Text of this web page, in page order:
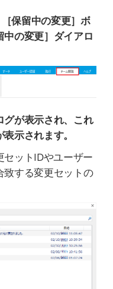
［保留中の変更］ボ
の変更］ダイアロ
グが表示され、これ
示されます。
ットIDやユーザー
致する変更セットの